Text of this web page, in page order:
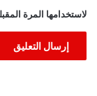
لاستخدامها المرة